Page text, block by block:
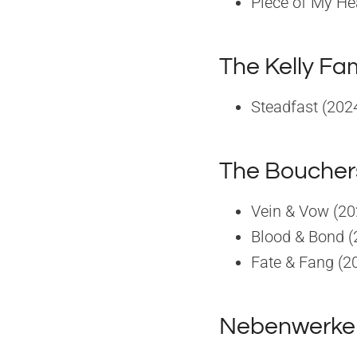
The Kelly
Steadfast
The
Vein & Vow
Blood & Bond
Fate & Fang